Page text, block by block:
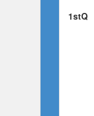
1stQ